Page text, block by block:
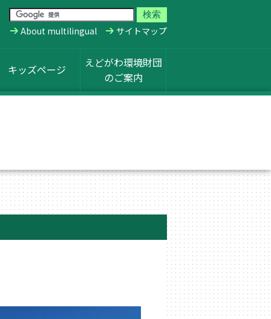
About multilingual サイトマップ
キッズページ
えどがわ環境財団
のご案内